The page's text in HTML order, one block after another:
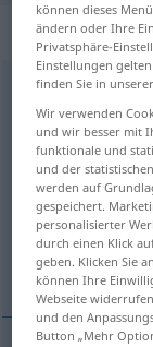
knipsen [ˈknɪpsən]
Übersicht
(Für mehr Details
poinçonner
können dieses
ändern oder Ihre
Privatsphäre-
Einstellungen
finden Sie in
Wir verwenden
und wir besser mit
funktionale und
und der
werden auf
gespeichert.
personalisierter
durch einen Klick
geben. Klicken Sie
können Ihre
Webseite
und den
Button „Mehr